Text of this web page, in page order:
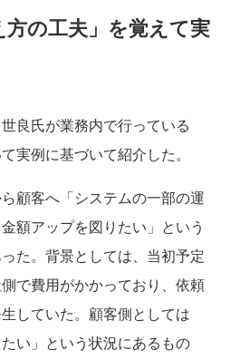
の工夫」を覚えて実
良氏が業務内で行っている
実例に基づいて紹介した。
顧客へ「システムの一部の運
額アップを図りたい」という
た。背景としては、当初予定
で費用がかかっており、依頼
していた。顧客側としては
い」という状況にあるもの